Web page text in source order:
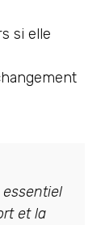
si elle
essentiel
et la